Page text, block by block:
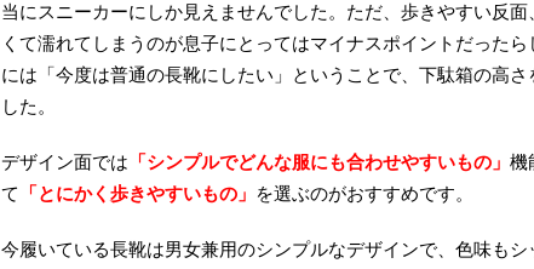
当にスニーカーにしか見えませんでした。ただ、歩きやすい反面
くて濡れてしまうのが息子にとってはマイナスポイントだった
には「今度は普通の長靴にしたい」ということで、下駄箱の高
した。
デザイン面では 「シンプルでどんな服にも合わせやすいもの」 機
て
「とにかく歩きやすいもの」 を選ぶのがおすすめです。
今履いている長靴は男女兼用のシンプルなデザインで、色味も